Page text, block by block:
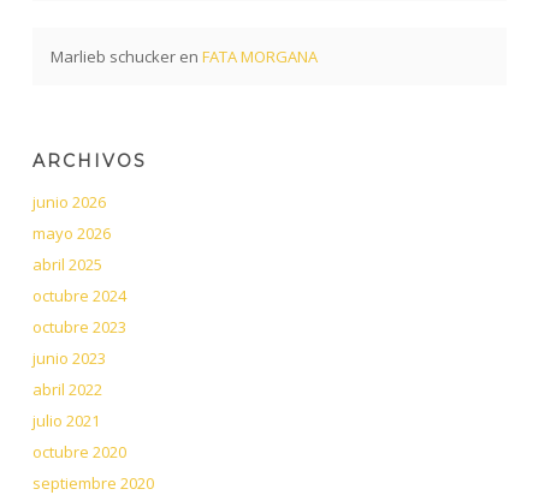
Marlieb schuckeren FATA MORGANA
ARCHIVOS
junio 2026
mayo 2026
abril 2025
octubre 2024
octubre 2023
junio 2023
abril 2022
julio 2021
octubre 2020
septiembre 2020